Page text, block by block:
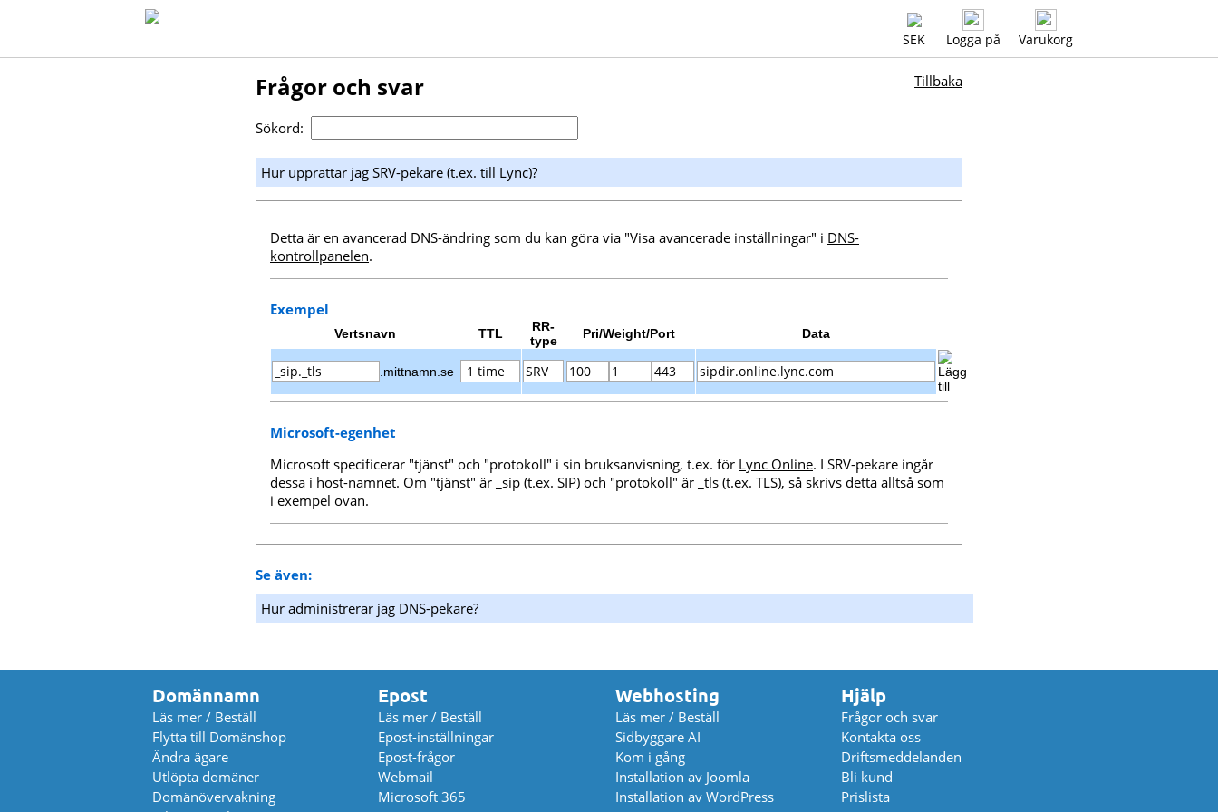
SEK Logga på Varukorg
Frågor och svar Tillbaka
Sökord:
Hur upprättar jag SRV-pekare (t.ex. till Lync)?
Detta är en avancerad DNS-ändring som du kan göra via "Visa avancerade inställningar" i DNS-
kontrollpanelen.
Exempel
Vertsnavn TTL
RR-
type
Pri/Weight/Port Data
.mittnamn.se
Microsoft-egenhet
Microsoft specificerar "tjänst" och "protokoll" i sin bruksanvisning, t.ex. för Lync Online. I SRV-pekare ingår
dessa i host-namnet. Om "tjänst" är _sip (t.ex. SIP) och "protokoll" är _tls (t.ex. TLS), så skrivs detta alltså som
i exempel ovan.
Se även:
Hur administrerar jag DNS-pekare?
Domännamn
Läs mer / Beställ
Flytta till Domänshop
Ändra ägare
Utlöpta domäner
Domänövervakning
Epost
Läs mer / Beställ
Epost-inställningar
Epost-frågor
Webmail
Microsoft 365
Webhosting
Läs mer / Beställ
Sidbyggare AI
Kom i gång
Installation av Joomla
Installation av WordPress
Hjälp
Frågor och svar
Kontakta oss
Driftsmeddelanden
Bli kund
Prislista